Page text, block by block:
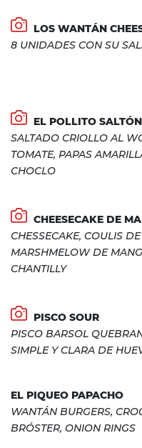
LOS WANTÁN
8 UNIDADES CON SU
EL POLLITO SALTÓN
SALTADO CRIOLLO AL
TOMATE, PAPAS
CHOCLO
CHEESECAKE DE
CHESSECAKE, COULIS
MARSHMELOW DE
CHANTILLY
PISCO SOUR
PISCO BARSOL
SIMPLE Y CLARA DE
EL PIQUEO PAPACHO
WANTÁN BURGERS,
BRÓSTER, ONION RINGS